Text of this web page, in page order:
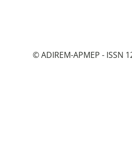
© ADIREM-APMEP - ISSN